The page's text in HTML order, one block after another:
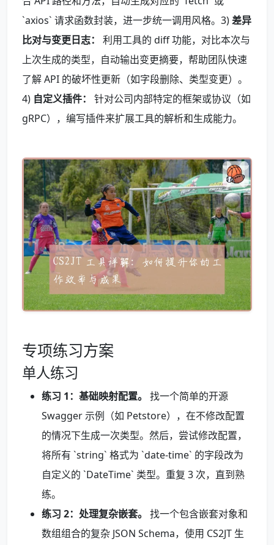
`axios` 请求函数封装，进一步统一调用风格。3)差异
比对与变更日志：
利用工具的 diff 功能，对比本次与
上次生成的类型，自动输出变更摘要，帮助团队快速
了解 API 的破坏性更新（如字段删除、类型变更）。
4) 自定义插件：
针对公司内部特定的框架或协议（如
gRPC），编写插件来扩展工具的解析和生成能力。
专项练习方案
单人练习
练习 1：基础映射配置。 找一个简单的开源
Swagger 示例（如 Petstore），在不修改配置
的情况下生成一次类型。然后，尝试修改配置，
将所有 `string` 格式为 `date-time` 的字段改为
自定义的 `DateTime` 类型。重复 3 次，直到熟
练。
练习 2：处理复杂嵌套。 找一个包含嵌套对象和
数组组合的复杂 JSON Schema，使用 CS2JT 生